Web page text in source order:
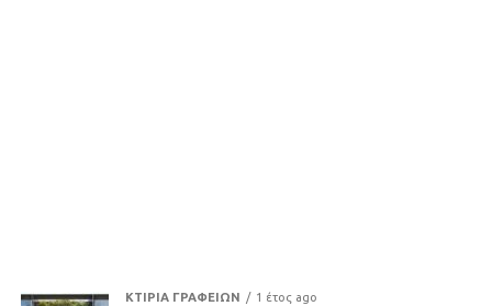
ΚΤΙΡΙΑ ΓΡΑΦΕΙΩΝ 1 έτος ago